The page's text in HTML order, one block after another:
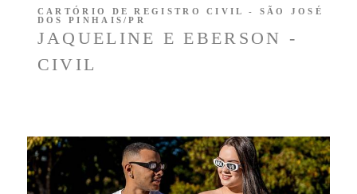
JAQUELINE E EBERSON -
CIVIL
CARTÓRIO DE REGISTRO CIVIL - SÃO JOSÉ
DOS PINHAIS/PR